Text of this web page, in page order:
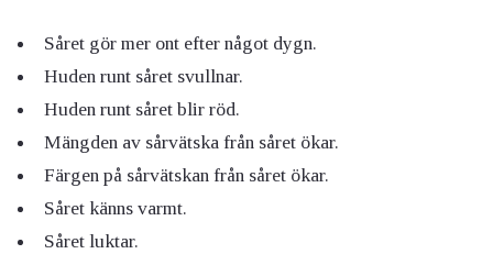
Såret gör mer ont efter något dygn.
Huden runt såret svullnar.
Huden runt såret blir röd.
Mängden av sårvätska från såret ökar.
Färgen på sårvätskan från såret ökar.
Såret känns varmt.
Såret luktar.